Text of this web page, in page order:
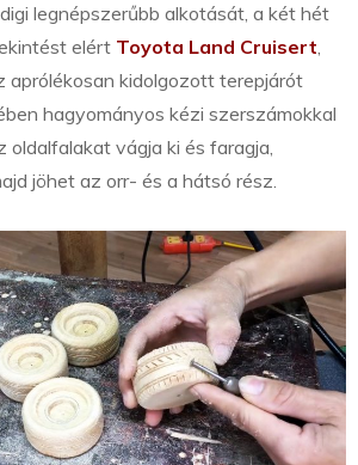
legnépszerűbb alkotását, a két hét
elért Toyota Land Cruisert,
aprólékosan kidolgozott terepjárót
hagyományos kézi szerszámokkal
oldalfalakat vágja ki és faragja,
jöhet az orr- és a hátsó rész.